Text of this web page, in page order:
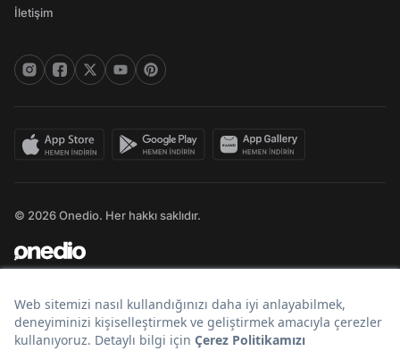
İletişim
© 2026 Onedio. Her hakkı saklıdır.
Bir markasıdır.